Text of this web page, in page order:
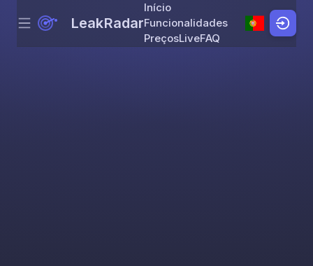
Skip to content
Menu LeakRadar
Início
Funcionalidades
PreçosLiveFAQ